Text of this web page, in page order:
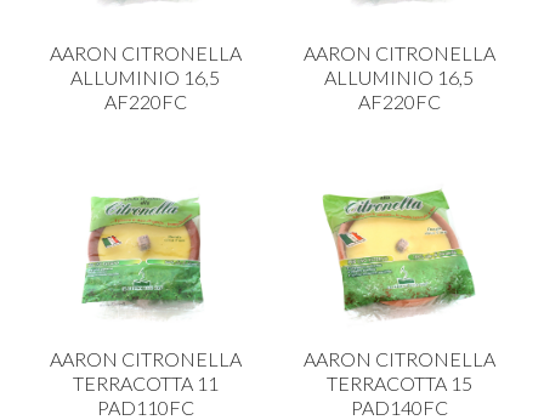
AARON CITRONELLA
ALLUMINIO 16,5
AF220FC
AARON CITRONELLA
ALLUMINIO 16,5
AF220FC
AARON CITRONELLA
TERRACOTTA 11
PAD110FC
AARON CITRONELLA
TERRACOTTA 15
PAD140FC